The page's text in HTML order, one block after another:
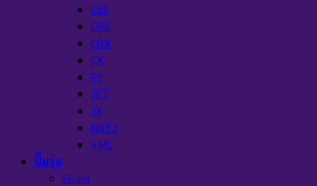
CSE
CRE
CRX
CX
PF
JET
JX
NXF2
VML
ปั๊มจุ่ม
Ebara